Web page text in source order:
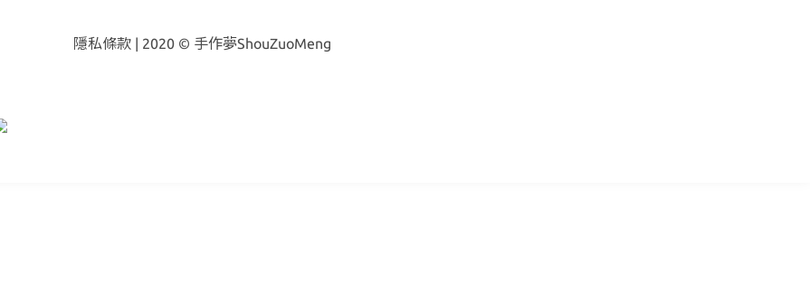
隱私條款 | 2020 © 手作夢ShouZuoMeng